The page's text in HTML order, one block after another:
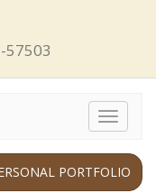
Toggle
PORTFOLIO